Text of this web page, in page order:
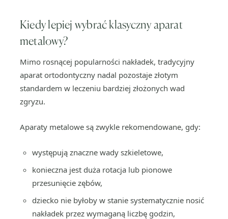
Kiedy lepiej wybrać klasyczny aparat
metalowy?
Mimo rosnącej popularności nakładek, tradycyjny
aparat ortodontyczny nadal pozostaje złotym
standardem w leczeniu bardziej złożonych wad
zgryzu.
Aparaty metalowe są zwykle rekomendowane, gdy:
występują znaczne wady szkieletowe,
konieczna jest duża rotacja lub pionowe
przesunięcie zębów,
dziecko nie byłoby w stanie systematycznie nosić
nakładek przez wymaganą liczbę godzin,